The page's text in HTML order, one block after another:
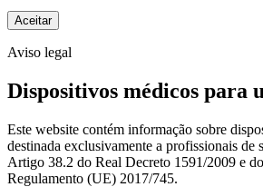
Aceitar
Aviso legal
Dispositivos médicos para
Este website contém informação sobre
destinada exclusivamente a profissionais de
Artigo 38.2 do Real Decreto 1591/2009 e
Regulamento (UE) 2017/745.